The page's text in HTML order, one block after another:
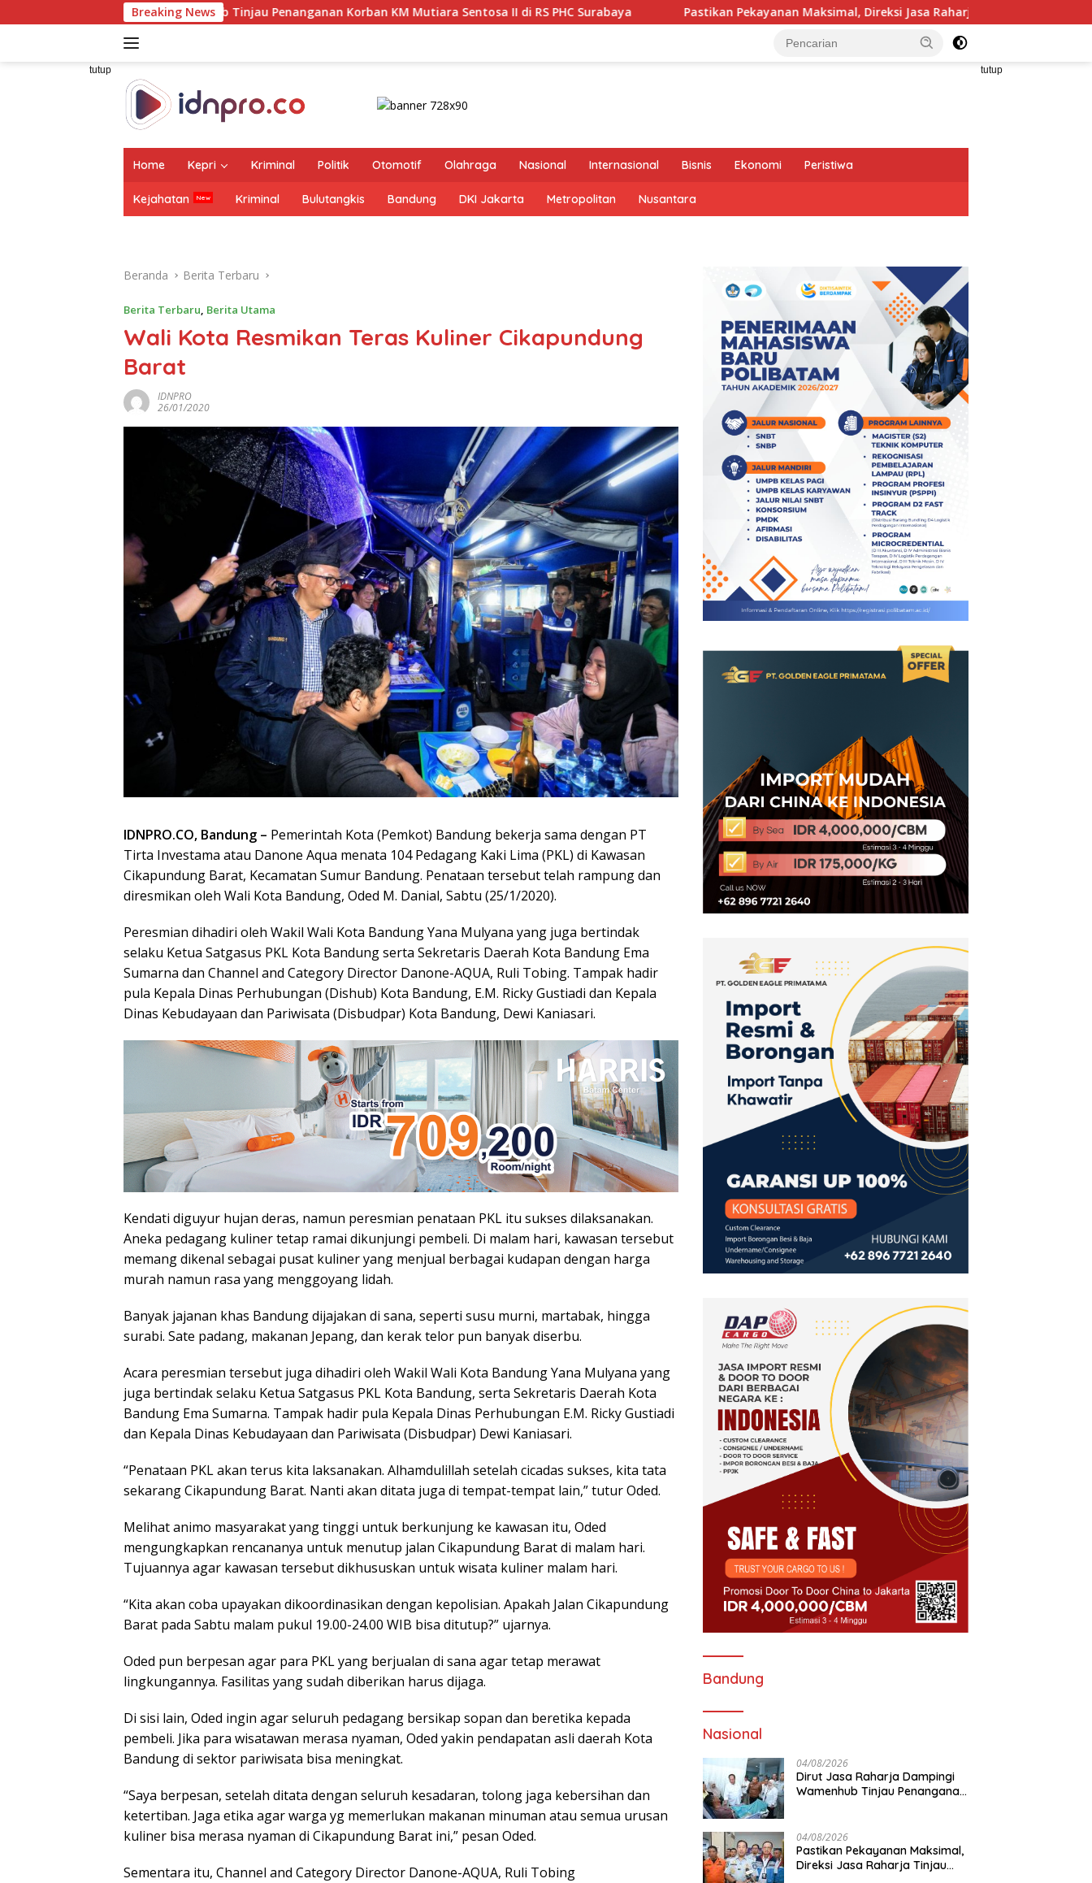
ke
Breaking News
Wamenhub Tinjau Penanganan Korban KM Mutiara Sentosa II di RS PHC Surabaya Pastikan Pekayanan Maksimal, Direksi Jasa Raharja Tinjau Korban Kebakaran KM Mutiara
tutup tutup
Home Kepri Kriminal Politik Otomotif Olahraga Nasional Internasional Bisnis Ekonomi Peristiwa
Kejahatan Kriminal Bulutangkis Bandung DKI Jakarta Metropolitan Nusantara
Beranda Berita Terbaru
Berita Terbaru, Berita Utama
Wali Kota Resmikan Teras Kuliner Cikapundung
Barat
IDNPRO
26/01/2020
IDNPRO.CO, Bandung – Pemerintah Kota (Pemkot) Bandung bekerja sama dengan PT
Tirta Investama atau Danone Aqua menata 104 Pedagang Kaki Lima (PKL) di Kawasan
Cikapundung Barat, Kecamatan Sumur Bandung. Penataan tersebut telah rampung dan
diresmikan oleh Wali Kota Bandung, Oded M. Danial, Sabtu (25/1/2020).
Peresmian dihadiri oleh Wakil Wali Kota Bandung Yana Mulyana yang juga bertindak
selaku Ketua Satgasus PKL Kota Bandung serta Sekretaris Daerah Kota Bandung Ema
Sumarna dan Channel and Category Director Danone-AQUA, Ruli Tobing. Tampak hadir
pula Kepala Dinas Perhubungan (Dishub) Kota Bandung, E.M. Ricky Gustiadi dan Kepala
Dinas Kebudayaan dan Pariwisata (Disbudpar) Kota Bandung, Dewi Kaniasari.
Kendati diguyur hujan deras, namun peresmian penataan PKL itu sukses dilaksanakan.
Aneka pedagang kuliner tetap ramai dikunjungi pembeli. Di malam hari, kawasan tersebut
memang dikenal sebagai pusat kuliner yang menjual berbagai kudapan dengan harga
murah namun rasa yang menggoyang lidah.
Banyak jajanan khas Bandung dijajakan di sana, seperti susu murni, martabak, hingga
surabi. Sate padang, makanan Jepang, dan kerak telor pun banyak diserbu.
Acara peresmian tersebut juga dihadiri oleh Wakil Wali Kota Bandung Yana Mulyana yang
juga bertindak selaku Ketua Satgasus PKL Kota Bandung, serta Sekretaris Daerah Kota
Bandung Ema Sumarna. Tampak hadir pula Kepala Dinas Perhubungan E.M. Ricky Gustiadi
dan Kepala Dinas Kebudayaan dan Pariwisata (Disbudpar) Dewi Kaniasari.
“Penataan PKL akan terus kita laksanakan. Alhamdulillah setelah cicadas sukses, kita tata
sekarang Cikapundung Barat. Nanti akan ditata juga di tempat-tempat lain,” tutur Oded.
Melihat animo masyarakat yang tinggi untuk berkunjung ke kawasan itu, Oded
mengungkapkan rencananya untuk menutup jalan Cikapundung Barat di malam hari.
Tujuannya agar kawasan tersebut dikhususkan untuk wisata kuliner malam hari.
“Kita akan coba upayakan dikoordinasikan dengan kepolisian. Apakah Jalan Cikapundung
Barat pada Sabtu malam pukul 19.00-24.00 WIB bisa ditutup?” ujarnya.
Oded pun berpesan agar para PKL yang berjualan di sana agar tetap merawat
lingkungannya. Fasilitas yang sudah diberikan harus dijaga.
Di sisi lain, Oded ingin agar seluruh pedagang bersikap sopan dan beretika kepada
pembeli. Jika para wisatawan merasa nyaman, Oded yakin pendapatan asli daerah Kota
Bandung di sektor pariwisata bisa meningkat.
“Saya berpesan, setelah ditata dengan seluruh kesadaran, tolong jaga kebersihan dan
ketertiban. Jaga etika agar warga yg memerlukan makanan minuman atau semua urusan
kuliner bisa merasa nyaman di Cikapundung Barat ini,” pesan Oded.
Sementara itu, Channel and Category Director Danone-AQUA, Ruli Tobing
Bandung
Nasional
04/08/2026
Dirut Jasa Raharja Dampingi
Wamenhub Tinjau Penanganan
04/08/2026
Pastikan Pekayanan Maksimal,
Direksi Jasa Raharja Tinjau